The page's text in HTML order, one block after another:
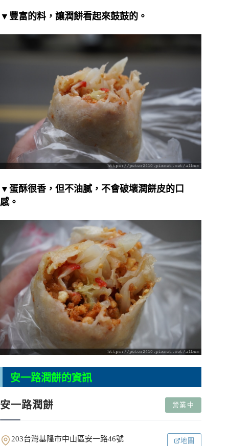
▼豐富的料，讓潤餅看起來鼓鼓的。
▼蛋酥很香，但不油膩，不會破壞潤餅皮的口
感。
安一路潤餅的資訊
安一路潤餅 營業中
203台灣基隆市中山區安一路46號 地圖